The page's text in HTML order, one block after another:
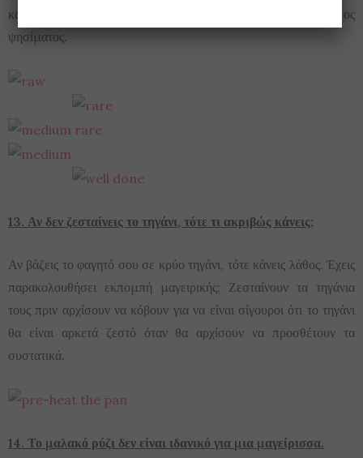
κατεβαίνεις στα άλλα δάχτυλα, βελτιώνεται και ο τρόπος
ψησίματος.
13. Αν δεν ζεσταίνεις το τηγάνι, τότε τι ακριβώς κάνεις;
Αν βάζεις το φαγητό σου σε κρύο τηγάνι, τότε κάνεις λάθος. Έχεις
παρακολουθήσει εκπομπή μαγειρικής; Ζεσταίνουν τα τηγάνια
τους πριν αρχίσουν να κόβουν για να είναι σίγουροι ότι το τηγάνι
θα είναι αρκετά ζεστό όταν θα αρχίσουν να προσθέτουν τα
συστατικά.
14. Το μαλακό ρύζι δεν είναι ιδανικό για μια μαγείρισσα.